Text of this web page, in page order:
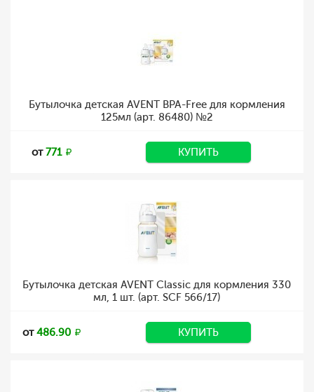
Бутылочка детская AVENT BPA-Free для кормления
125мл (арт. 86480) №2
от771 КУПИТЬ
Бутылочка детская AVENT Classic для кормления 330
мл, 1 шт. (арт. SCF 566/17)
от486.90 КУПИТЬ